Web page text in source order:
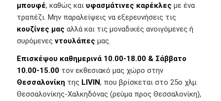
μπουφέ, καθώς και υφασμάτινες καρέκλες με ένα
τραπέζι. Μην παραλείψεις να εξερευνήσεις τις
κουζίνες μας αλλά και τις μοναδικές ανοιγόμενες ή
συρόμενες ντουλάπες μας.
Επισκέψου καθημερινά 10.00-18.00 & Σάββατο
10.00-15.00τον εκθεσιακό μας χώρο στην
Θεσσαλονίκη της LIVIN, που βρίσκεται στο 25ο χλμ.
Θεσσαλονίκης-Χαλκηδόνας (ρεύμα προς Θεσσαλονίκη),